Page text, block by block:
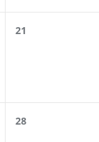
21
28